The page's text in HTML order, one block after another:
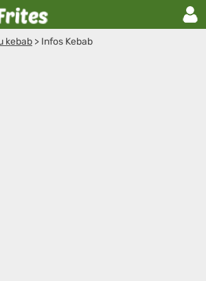
kebab > Infos Kebab